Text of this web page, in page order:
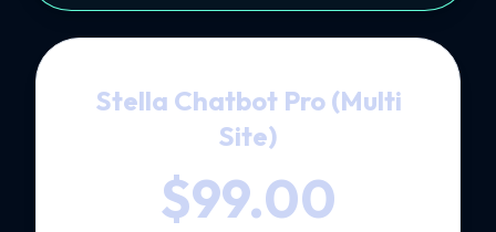
Stella Chatbot Pro (Multi
Site)
$99.00